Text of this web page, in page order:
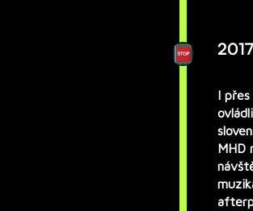
2017
I
MHD